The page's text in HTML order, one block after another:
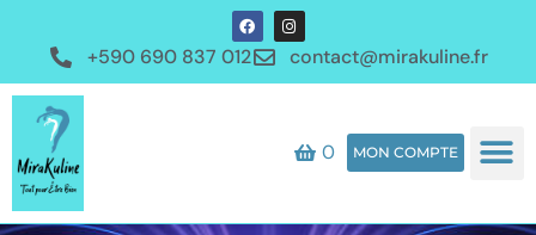
+590 690 837 012 contact@mirakuline.fr
0 MON COMPTE